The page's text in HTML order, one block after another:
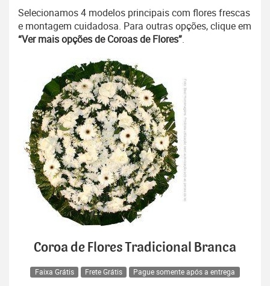
Selecionamos 4 modelos principais com flores frescas
e montagem cuidadosa. Para outras opções, clique em
“Ver mais opções de Coroas de Flores”.
Coroa de Flores Tradicional Branca
Faixa Grátis Frete Grátis Pague somente após a entrega